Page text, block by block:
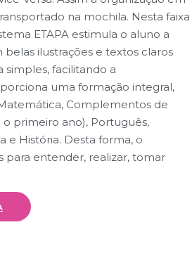
na mochila. Nesta faixa
ETAPA estimula o aluno a
ilustrações e textos claros
simples, facilitando a
uma formação integral,
Complementos de
primeiro ano), Português,
e História. Desta forma, o
para entender, realizar, tomar